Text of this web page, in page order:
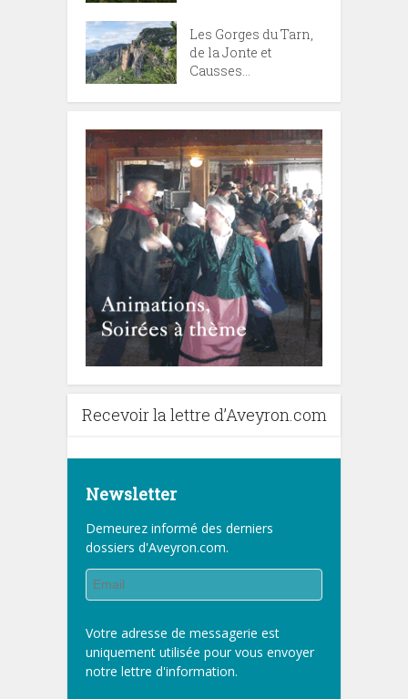
Les Gorges du Tarn,
de la Jonte et
Causses...
Recevoir la lettre d’Aveyron.com
Newsletter
Demeurez informé des derniers
dossiers d'Aveyron.com.
Votre adresse de messagerie est
uniquement utilisée pour vous envoyer
notre lettre d'information.